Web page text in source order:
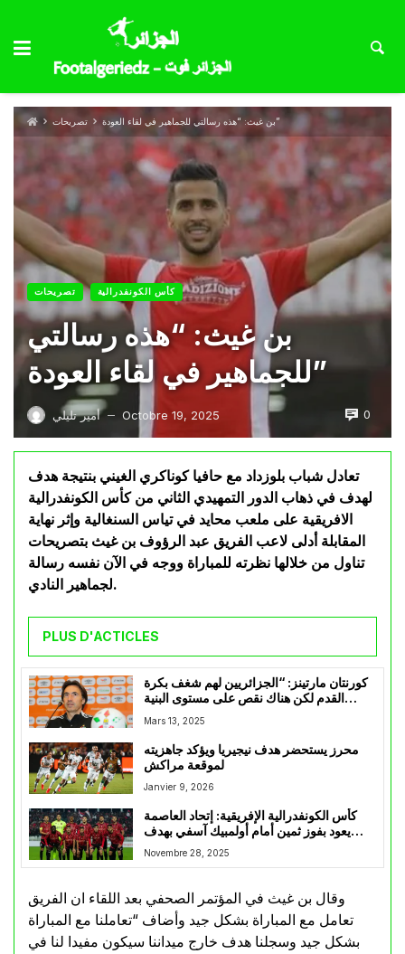
تصريحات بن غيث: “هذه رسالتي للجماهير في لقاء العودة”
تصريحات كأس الكونفدرالية
بن غيث: “هذه رسالتي
للجماهير في لقاء العودة”
أمير تليلي — Octobre 19, 2025 0
تعادل شباب بلوزداد مع حافيا كوناكري الغيني بنتيجة هدف
لهدف في ذهاب الدور التمهيدي الثاني من كأس الكونفدرالية
الافريقية على ملعب محايد في تياس السنغالية وإثر نهاية
المقابلة أدلى لاعب الفريق عبد الرؤوف بن غيث بتصريحات
تناول من خلالها نظرته للمباراة ووجه في الآن نفسه رسالة
لجماهير النادي.
PLUS D'ACTICLES
كورنتان مارتينز: “الجزائريين لهم شغف بكرة
القدم لكن هناك نقص على مستوى البنية
Mars 13, 2025
محرز يستحضر هدف نيجيريا ويؤكد جاهزيته
لموقعة مراكش
Janvier 9, 2026
كأس الكونفدرالية الإفريقية: إتحاد العاصمة
يعود بفوز ثمين أمام أولمبيك آسفي بهدف
زكرياء دراوي
Novembre 28, 2025
وقال بن غيث في المؤتمر الصحفي بعد اللقاء ان الفريق
تعامل مع المباراة بشكل جيد وأضاف “تعاملنا مع المباراة
بشكل جيد وسجلنا هدف خارج ميداننا سيكون مفيدا لنا في